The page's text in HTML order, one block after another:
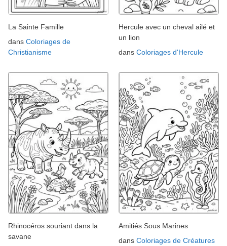
La Sainte Famille
dans Coloriages de
Christianisme
Hercule avec un cheval ailé et
un lion
dans Coloriages d'Hercule
Rhinocéros souriant dans la
savane
Amitiés Sous Marines
dans Coloriages de Créatures